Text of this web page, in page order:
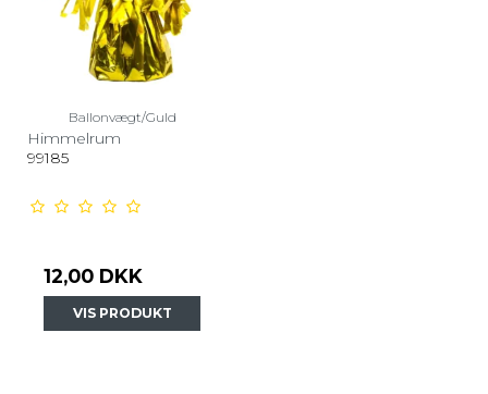
Ballonvægt/Guld
Himmelrum
99185
12,00 DKK
VIS PRODUKT